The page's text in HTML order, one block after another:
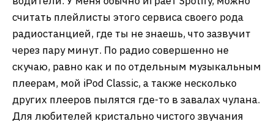
считать плейлисты этого сервиса своего рода
радиостанцией, где ты не знаешь, что зазвучит
через пару минут. По радио совершенно не
скучаю, равно как и по отдельным музыкальным
плеерам, мой iPod Classic, а также несколько
других плееров пылятся где-то в завалах чулана.
Для любителей кристально чистого звучания